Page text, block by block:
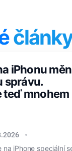
články
iPhonu
správu.
teď mnohem
na iPhone speciální